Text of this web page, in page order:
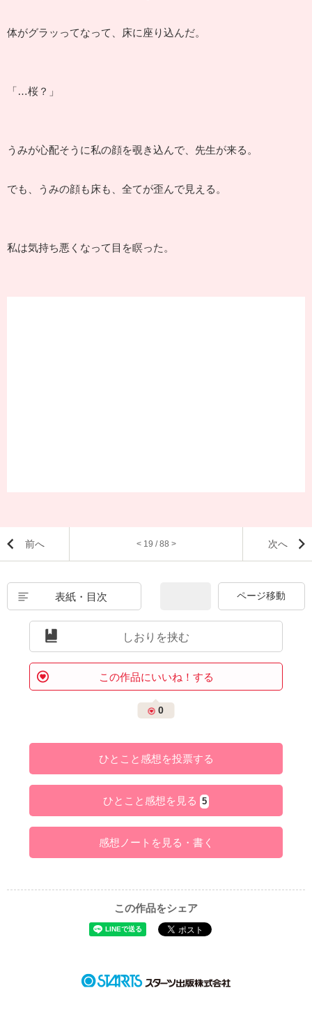
体がグラッってなって、床に座り込んだ。
「…桜？」
うみが心配そうに私の顔を覗き込んで、先生が来る。
でも、うみの顔も床も、全てが歪んで見える。
私は気持ち悪くなって目を瞑った。
前へ < 19 / 88 > 次へ
表紙・目次
しおりを挟む
この作品にいいね！する
0
ひとこと感想を投票する
ひとこと感想を見る 5
感想ノートを見る・書く
この作品をシェア